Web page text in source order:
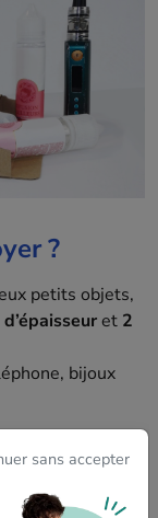
?
petits objets,
et 2
bijoux
boîtes adaptées
sans accepter